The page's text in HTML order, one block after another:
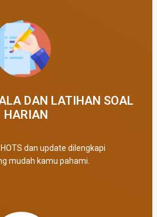
DAN LATIHAN SOAL
HARIAN
dan update dilengkapi
mudah kamu pahami.